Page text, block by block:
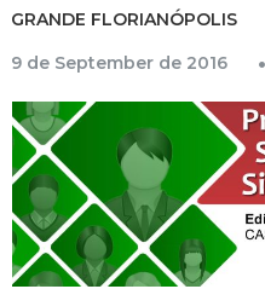
GRANDE FLORIANÓPOLIS
9 de September de 2016